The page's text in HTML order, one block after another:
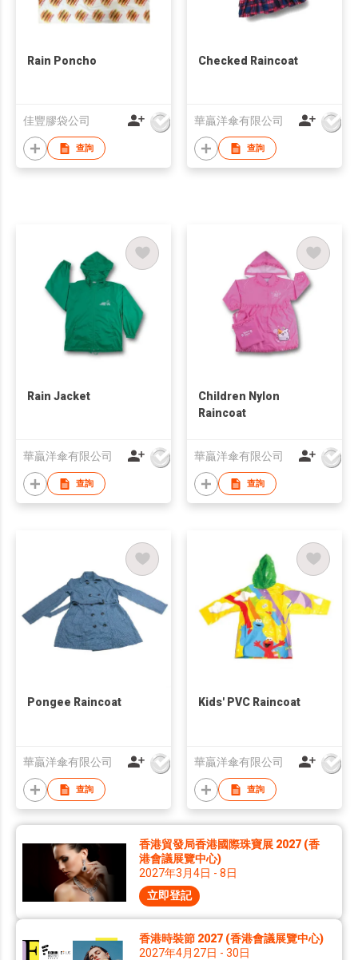
Rain Poncho
佳豐膠袋公司
查詢
Checked Raincoat
華贏洋傘有限公司
查詢
Rain Jacket
華贏洋傘有限公司
查詢
Children Nylon
Raincoat
華贏洋傘有限公司
查詢
Pongee Raincoat
華贏洋傘有限公司
查詢
Kids' PVC Raincoat
華贏洋傘有限公司
查詢
香港貿發局香港國際珠寶展 2027 (香
港會議展覽中心)
2027年3月4日 - 8日
立即登記
香港時裝節 2027 (香港會議展覽中心)
2027年4月27日 - 30日